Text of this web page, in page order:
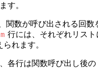
す。
関数が呼び出される回数
m 行には、それぞれリスト
れます。
各行は関数呼び出し後の